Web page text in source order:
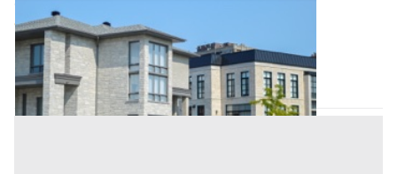
Megliadino San Vitale (Padova)
80.100 € 106.800 €
Codice asta:4d58f5e7
Asta chiusa